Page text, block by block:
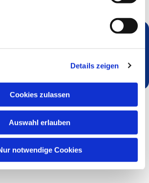
Details zeigen
Cookies zulassen
Auswahl erlauben
notwendige Cookies
Sie auch interessieren